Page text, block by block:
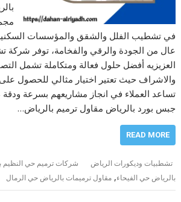
في تشطيب الفلل والشقق والمؤسسات
عال من الجودة والرقي والفخامة، توفر شركة
العزيزيه أفضل حلول فعالة ومتكاملة تشمل
والاشراف حيث تعتير اختيار مثالي للحصول
تساعد العملاء في انجاز مشاريعهم بسرعة
جبس بورد بالرياض مقاول ترميم بالرياض…
READ MORE
تشطبيات وديكورات الرياض شركات ترميم حي النظيم
بالرياض حي الفيحاء,مقاول ترميمات بالرياض حي الرمال